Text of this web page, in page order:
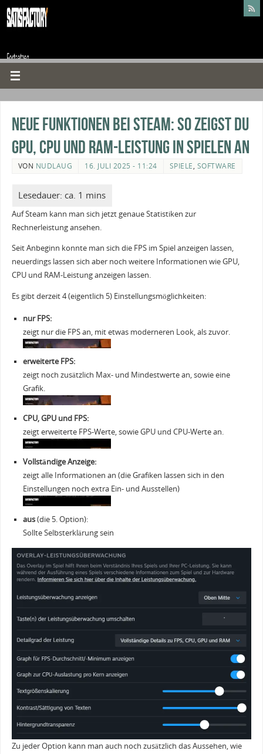
Neue Funktionen bei Steam: So zeigst du
GPU, CPU und RAM-Leistung in Spielen an
VON NUDLAUG 16. JULI 2025 - 11:24 SPIELE, SOFTWARE
Auf Steam kann man sich jetzt genaue Statistiken zur
Rechnerleistung ansehen.
Seit Anbeginn konnte man sich die FPS im Spiel anzeigen lassen,
neuerdings lassen sich aber noch weitere Informationen wie GPU,
CPU und RAM-Leistung anzeigen lassen.
Es gibt derzeit 4 (eigentlich 5) Einstellungsmöglichkeiten:
nur FPS:
zeigt nur die FPS an, mit etwas moderneren Look, als zuvor.
erweiterte FPS:
zeigt noch zusätzlich Max- und Mindestwerte an, sowie eine
Grafik.
CPU, GPU und FPS:
zeigt erweiterte FPS-Werte, sowie GPU und CPU-Werte an.
Vollständige Anzeige:
zeigt alle Informationen an (die Grafiken lassen sich in den
Einstellungen noch extra Ein- und Ausstellen)
aus(die 5. Option):
Sollte Selbsterklärung sein
Zu jeder Option kann man auch noch zusätzlich das Aussehen, wie